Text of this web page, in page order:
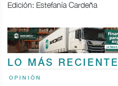
Edición: Estefanía Cardeña
LO MÁS RECIENTE
OPINIÓN